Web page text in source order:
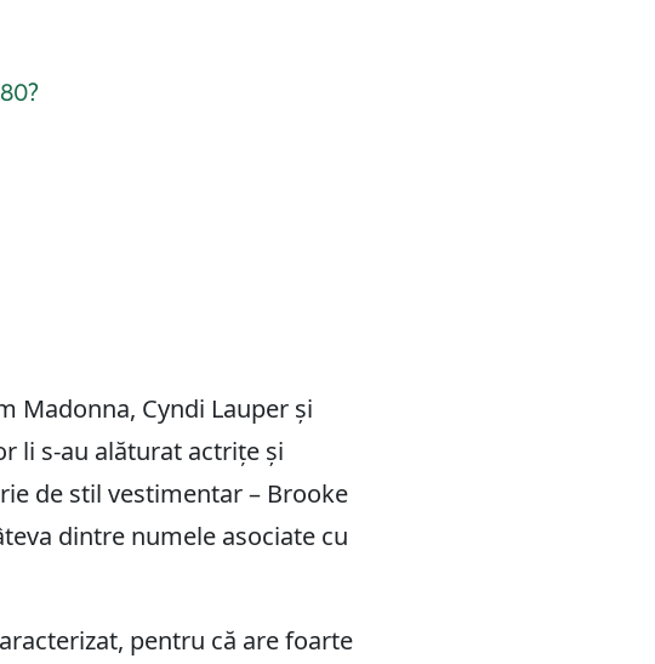
Madonna, Cyndi Lauper și
li s-au alăturat actrițe și
de stil vestimentar – Brooke
dintre numele asociate cu
pentru că are foarte